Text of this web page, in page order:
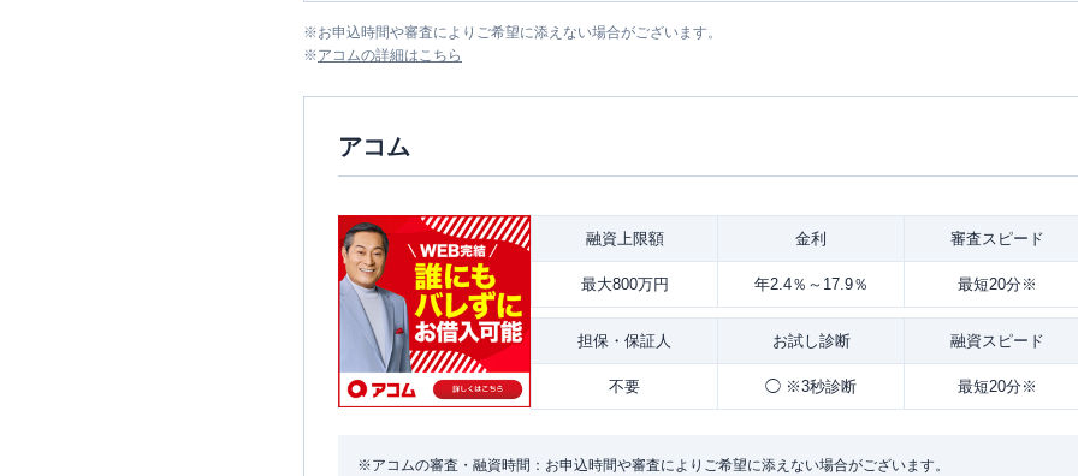
※お申込時間や審査によりご希望に添えない場合がございます。
※アコムの詳細はこちら
アコム
融資上限額 金利 審査スピード
最大800万円 年2.4％～17.9％ 最短20分※
担保・ 保証人 お試し診断 融資スピード
不要 ◯ ※3秒診断 最短20分※
※アコムの審査・融資時間：お申込時間や審査によりご希望に添えない場合がございます。